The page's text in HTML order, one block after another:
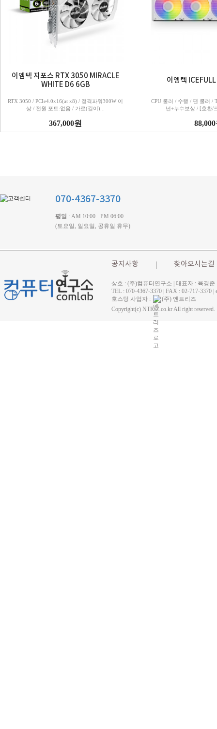
이엠텍 지포스 RTX 3050 MIRACLE
WHITE D6 6GB
RTX 3050 / PCIe4.0x16(at x8) / 정격파워300W 이
상 / 전원 포트:없음 / 가로(길이)...
367,000원
이엠텍
CPU 쿨러 / 수랭 / 팬 쿨러 /
년+누수보상 / [호환/
070-4367-3370
평일 : AM 10:00 - PM 06:00
(토요일, 일요일, 공휴일 휴무)
공지사항 찾아오시는길
상호 : (주)컴퓨터연구소 | 대표자 : 육경
TEL : 070-4367-3370 | FAX : 02-717-
호스팅 사업자 :
(주) 엔트리즈
Copyright(c) NTRIZ.co.kr All right reserved.